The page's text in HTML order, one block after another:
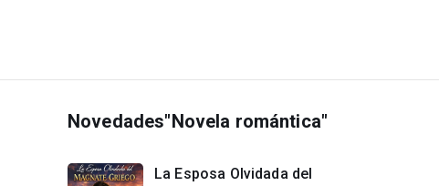
Novedades"Novela romántica"
La Esposa Olvidada del